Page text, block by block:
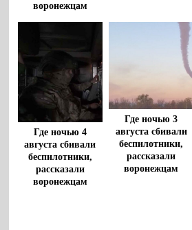
воронежцам
Где ночью 4
августа сбивали
беспилотники,
рассказали
воронежцам
Где ночью 3
августа сбивали
беспилотники,
рассказали
воронежцам